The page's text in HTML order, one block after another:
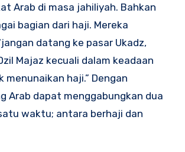
Arab di masa jahiliyah. Bahkan
bagian dari haji. Mereka
datang ke pasar Ukadz,
Majaz kecuali dalam keadaan
menunaikan haji.” Dengan
Arab dapat menggabungkan dua
waktu; antara berhaji dan